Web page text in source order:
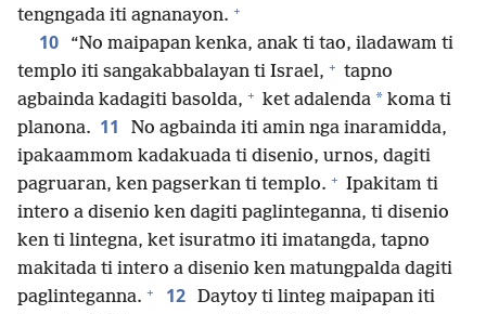
tengngada iti agnanayon. +
10
“No maipapan kenka, anak ti tao, iladawam ti
templo iti sangakabbalayan ti Israel, + tapno
agbainda kadagiti basolda, + ket adalenda * koma ti
planona. 11
No agbainda iti amin nga inaramidda,
ipakaammom kadakuada ti disenio, urnos, dagiti
pagruaran, ken pagserkan ti templo. + Ipakitam ti
intero a disenio ken dagiti paglinteganna, ti disenio
ken ti lintegna, ket isuratmo iti imatangda, tapno
makitada ti intero a disenio ken matungpalda dagiti
paglinteganna. + 12 Daytoy ti linteg maipapan iti